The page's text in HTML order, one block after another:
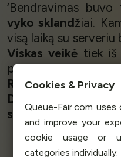
‘Bendravimas buvo
vyko sklandžiai.
visą laiką su serveriu
Viskas veikė tiek iš
pusės, ir
Rekomenduojame
Džiaugiuosi, kad
sprendimą.’
Cookies & Privacy
Queue-Fair.com
and improve your
cookie usage or
categories individually.